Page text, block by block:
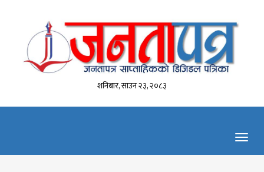
शनिबार, साउन २३, २०८३